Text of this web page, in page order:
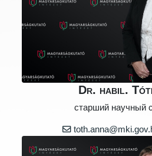
Dr. habil.
старший научный